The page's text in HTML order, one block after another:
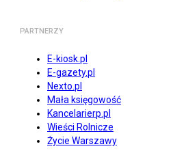
PARTNERZY
E-kiosk.pl
E-gazety.pl
Nexto.pl
Mała księgowość
Kancelarierp.pl
Wieści Rolnicze
Życie Warszawy